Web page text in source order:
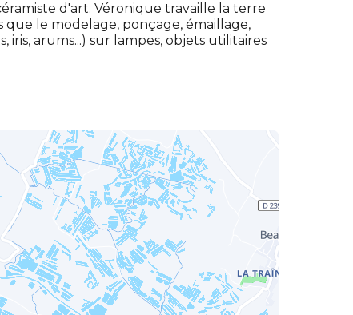
d'art. Véronique travaille la terre
que le modelage, ponçage, émaillage,
arums...) sur lampes, objets utilitaires